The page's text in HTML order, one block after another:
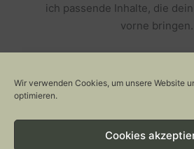
Wir verwenden Cookies, um unsere Website
optimieren.
Cookies
ich passende Inhalte, die
vorne bringen.
ERFOLGREICH
Copyright © 2026 Stylepeacock: